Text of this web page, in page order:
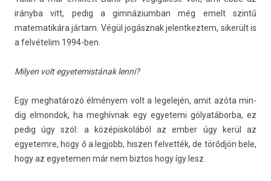
irányba vitt, pedig a gim­názium­ban még emelt szintű
matematikára jártam. Végül jogásznak jelentkez­tem, sikerült is
a felvételim 1994-ben.
Mily­en volt egyetemis­tának lenni?
Egy meg­határozó élményem volt a legelején, amit azóta min­
dig el­mondok, ha meghívnak egy egyetemi gólyatáborba, ez
pedig úgy szól: a középis­kolából az ember úgy kerül az
egyetem­re, hogy ő a leg­jobb, hisz­en fel­vették, de törődjön bele,
hogy az egyetem­en már nem bi­ztos hogy így lesz.